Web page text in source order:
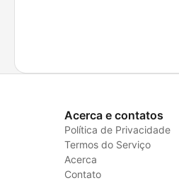
Acerca e contatos
Política de Privacidade
Termos do Serviço
Acerca
Contato